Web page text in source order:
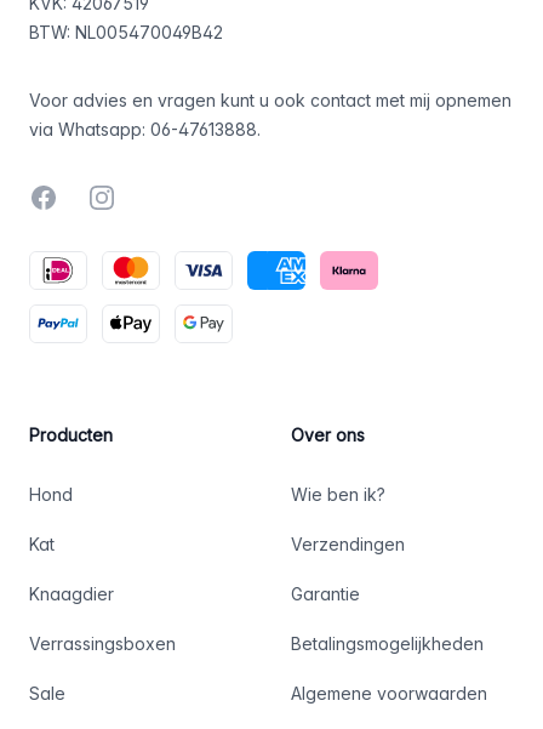
BTW: NL005470049B42
Voor advies en vragen kunt u ook contact met mij opnemen
via Whatsapp: 06-47613888.
FacebookInstagram
Producten
Hond
Kat
Knaagdier
Verrassingsboxen
Sale
Over ons
Wie ben ik?
Verzendingen
Garantie
Betalingsmogelijkheden
Algemene voorwaarden